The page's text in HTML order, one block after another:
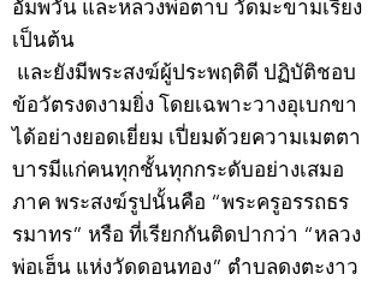
อัมพวัน และหลวงพ่อตาบ วัดมะขามเรียง
เป็นต้น
และยังมีพระสงฆ์ผู้ประพฤติดี ปฏิบัติชอบ
ข้อวัตรงดงามยิ่ง โดยเฉพาะวางอุเบกขา
ได้อย่างยอดเยี่ยม เปี่ยมด้วยความเมตตา
บารมีแก่คนทุกชั้นทุกกระดับอย่างเสมอ
ภาค พระสงฆ์รูปนั้นคือ “พระครูอรรถธร
รมาทร” หรือ ที่เรียกกันติดปากว่า “หลวง
พ่อเฮ็น แห่งวัดดอนทอง” ตำบลดงตะงาว